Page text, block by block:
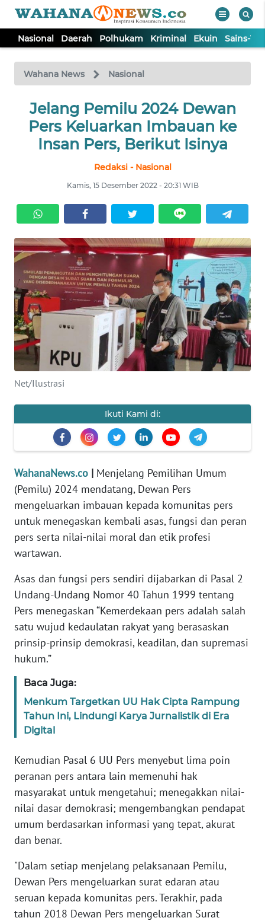
Nasional Daerah Polhukam Kriminal Ekuin Sains-
Wahana News Nasional
Jelang Pemilu 2024 Dewan
Pers Keluarkan Imbauan ke
Insan Pers, Berikut Isinya
Redaksi - Nasional
Kamis, 15 Desember 2022 - 20:31 WIB
Net/Ilustrasi
Ikuti Kami di:
WahanaNews.co | Menjelang Pemilihan Umum
(Pemilu) 2024 mendatang, Dewan Pers
mengeluarkan imbauan kepada komunitas pers
untuk menegaskan kembali asas, fungsi dan peran
pers serta nilai-nilai moral dan etik profesi
wartawan.
Asas dan fungsi pers sendiri dijabarkan di Pasal 2
Undang-Undang Nomor 40 Tahun 1999 tentang
Pers menegaskan “Kemerdekaan pers adalah salah
satu wujud kedaulatan rakyat yang berasaskan
prinsip-prinsip demokrasi, keadilan, dan supremasi
hukum.”
Baca Juga:
Menkum Targetkan UU Hak Cipta Rampung
Tahun Ini, Lindungi Karya Jurnalistik di Era
Digital
Kemudian Pasal 6 UU Pers menyebut lima poin
peranan pers antara lain memenuhi hak
masyarakat untuk mengetahui; menegakkan nilai-
nilai dasar demokrasi; mengembangkan pendapat
umum berdasarkan informasi yang tepat, akurat
dan benar.
"Dalam setiap menjelang pelaksanaan Pemilu,
Dewan Pers mengeluarkan surat edaran atau
seruan kepada komunitas pers. Terakhir, pada
tahun 2018 Dewan Pers mengeluarkan Surat
TV
Tutup
NASIONAL
DAERAH
KRIMINAL
EKUIN
SAINS-TEKNO
KESEHATAN
INTERNASIONAL
SERBA-SERBI
PENDIDIKAN
OLAHRAGA
OPINI
EDITORIAL
Informasi
BERITA
KONTAK
KAMI
INFO
IKLAN
KAMI
PEDOMAN
SIBER
REDAKSI
KARIR
Wahana
News
Regional